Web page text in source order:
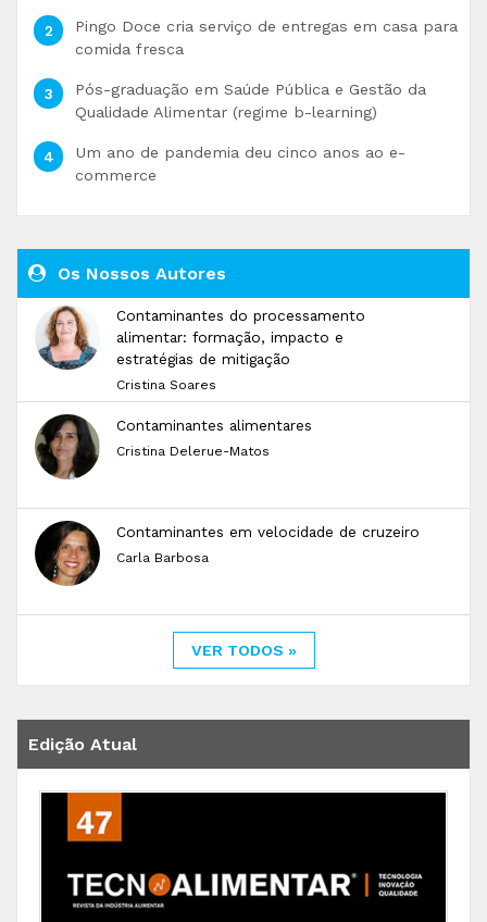
Pingo Doce cria serviço de entregas em casa para
comida fresca
Pós-graduação em Saúde Pública e Gestão da
Qualidade Alimentar (regime b-learning)
Um ano de pandemia deu cinco anos ao e-
commerce
Os Nossos Autores
Contaminantes do processamento
alimentar: formação, impacto e
estratégias de mitigação
Cristina Soares
Contaminantes alimentares
Cristina Delerue-Matos
Contaminantes em velocidade de cruzeiro
Carla Barbosa
VER TODOS »
Edição Atual